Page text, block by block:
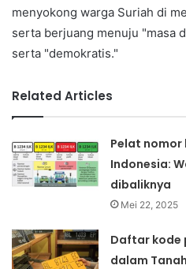
menyokong warga Suriah di
serta berjuang menuju "masa
serta "demokratis."
Related Articles
Pelat
Indonesia:
dibaliknya
Mei 22, 2025
Daftar kode
dalam